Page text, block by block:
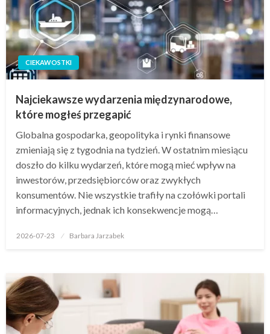
CIEKAWOSTKI
Najciekawsze wydarzenia międzynarodowe,
które mogłeś przegapić
Globalna gospodarka, geopolityka i rynki finansowe
zmieniają się z tygodnia na tydzień. W ostatnim miesiącu
doszło do kilku wydarzeń, które mogą mieć wpływ na
inwestorów, przedsiębiorców oraz zwykłych
konsumentów. Nie wszystkie trafiły na czołówki portali
informacyjnych, jednak ich konsekwencje mogą…
Opublikowane
2026-07-23 Barbara Jarzabek